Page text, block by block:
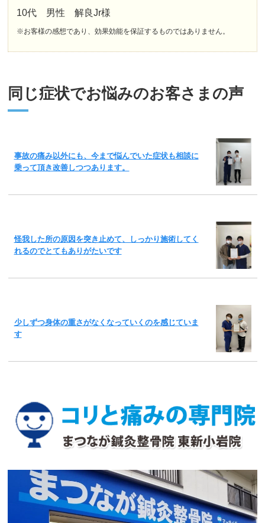
10代 男性 解良Jr様
※お客様の感想であり、効果効能を保証するものではありません。
同じ症状でお悩みのお客さまの声
事故の痛み以外にも、今まで悩んでいた症状も相談に
乗って頂き改善しつつあります。
怪我した所の原因を突き止めて、しっかり施術してく
れるのでとてもありがたいです
少しずつ身体の重さがなくなっていくのを感じていま
す